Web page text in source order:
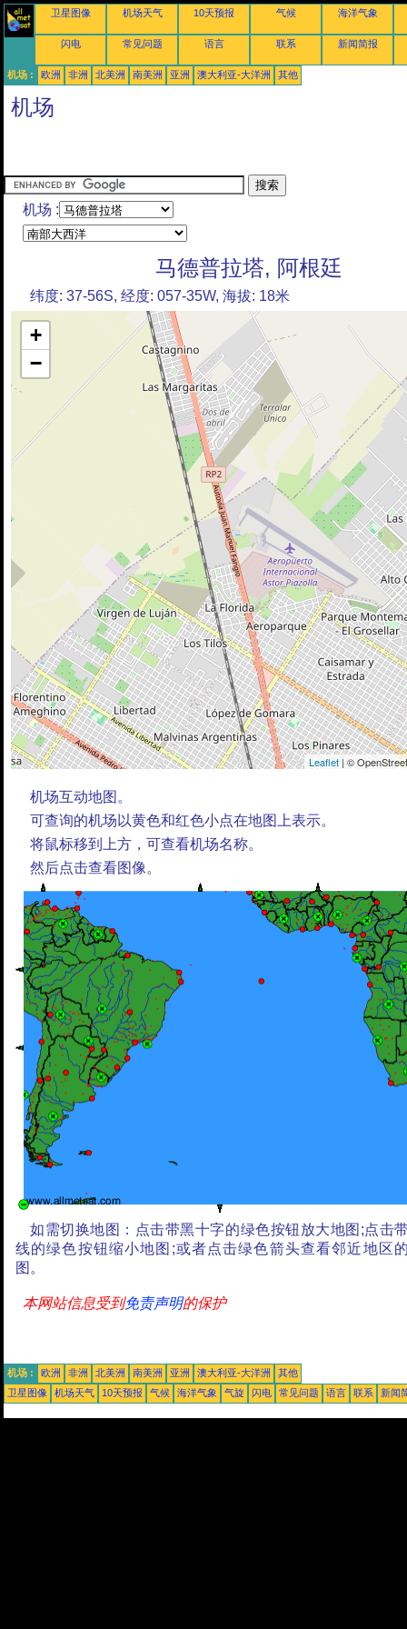
卫星图像 机场天气 10天预报 气候 海洋气象
闪电 常见问题 语言 联系 新闻简报
机场 : 欧洲 非洲 北美洲 南美洲 亚洲 澳大利亚-大洋洲 其他
机场
机场 :
马德普拉塔, 阿根廷
纬度: 37-56S, 经度: 057-35W, 海拔: 18米
+
−
Leaflet | ©
机场互动地图。
可查询的机场以黄色和红色小点在地图上表示。
将鼠标移到上方，可查看机场名称。
然后点击查看图像。
如需切换地图：点击带黑十字的绿色按钮放大地图;点击
线的绿色按钮缩小地图;或者点击绿色箭头查看邻近地区
图。
本网站信息受到免责声明的保护
机场 : 欧洲 非洲 北美洲 南美洲 亚洲 澳大利亚-大洋洲
其他
卫星图像
机场天气 10天预报 气候 海洋气象 气旋 闪电 常见问题 语言 联系 新闻